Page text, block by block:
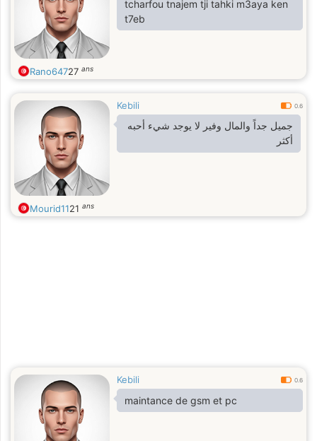
tcharfou tnajem tji tahki m3aya ken
t7eb
Rano64727 ans
Kebili 0.6
جميل جداً والمال وفير لا يوجد شيء أحبه
أكثر
Mourid1121 ans
Kebili 0.6
maintance de gsm et pc